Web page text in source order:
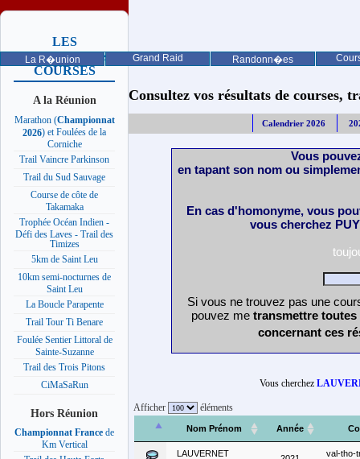
La R�union Grand Raid Randonn�es
LES
PROCHAINES
COURSES
A la Réunion
Marathon (Championnat
2026) et Foulées de la
Corniche
Trail Vaincre Parkinson
Trail du Sud Sauvage
Course de côte de
Takamaka
Trophée Océan Indien -
Défi des Laves - Trail des
Timizes
5km de Saint Leu
10km semi-nocturnes de
Saint Leu
La Boucle Parapente
Trail Tour Ti Benare
Foulée Sentier Littoral de
Sainte-Suzanne
Trail des Trois Pitons
CiMaSaRun
Hors Réunion
Championnat France de
Km Vertical
Consultez vos résultats de courses,
Calendrier 2026
Vous
en tapant son nom ou
En cas d'homonyme, vous
vous cherchez
Si vous ne trouvez pas une
pouvez me transmettre
concernant ces
Vous cherchez
Afficher éléments
Nom Prénom Année
LAUVERNET
val-tho-